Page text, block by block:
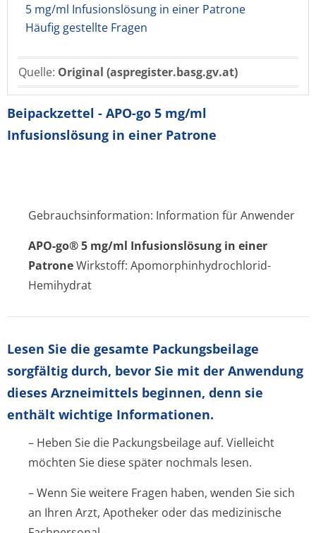
5 mg/ml Infusionslösung in einer Patrone
Häufig gestellte Fragen
Quelle: Original (aspregister.basg.gv.at)
Beipackzettel - APO-go 5 mg/ml
Infusionslösung in einer Patrone
Gebrauchsinformation: Information für Anwender
APO-go® 5 mg/ml Infusionslösung in einer
PatroneWirkstoff: Apomorphinhydrochlo­rid-
Hemihydrat
Lesen Sie die gesamte Packungsbeilage
sorgfältig durch, bevor Sie mit der Anwendung
dieses Arzneimittels beginnen, denn sie
enthält wichtige Informationen.
– Heben Sie die Packungsbeilage auf. Vielleicht
möchten Sie diese später nochmals lesen.
– Wenn Sie weitere Fragen haben, wenden Sie sich
an Ihren Arzt, Apotheker oder das medizinische